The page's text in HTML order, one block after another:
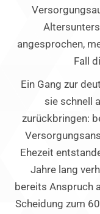
angesprochen,
Fall
Ein Gang zur
sie schnell
zurückbringen:
Ehezeit
Jahre lang
bereits Anspruch
Scheidung zum